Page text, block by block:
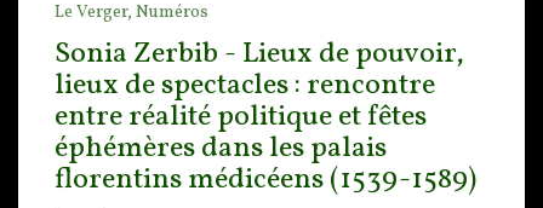
Le Verger, Numéros
Sonia Zerbib - Lieux de pouvoir,
lieux de spectacles : rencontre
entre réalité politique et fêtes
éphémères dans les palais
florentins médicéens (1539-1589)